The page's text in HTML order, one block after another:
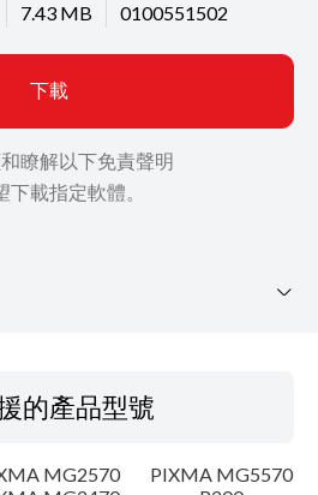
7.43 MB
0100551502
下載
瞭解以下免責聲明
下載指定軟體。
的產品型號
MG2570
PIXMA MG5570